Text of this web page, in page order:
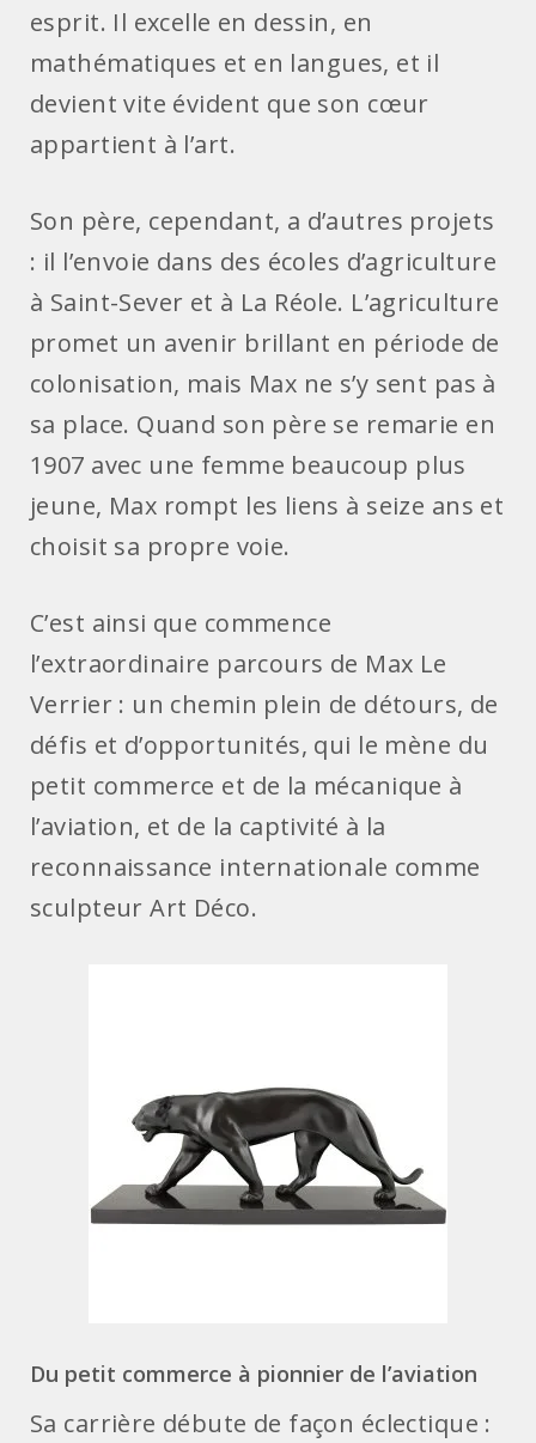
esprit. Il excelle en dessin, en
mathématiques et en langues, et il
devient vite évident que son cœur
appartient à l’art.
Son père, cependant, a d’autres projets
: il l’envoie dans des écoles d’agriculture
à Saint-Sever et à La Réole. L’agriculture
promet un avenir brillant en période de
colonisation, mais Max ne s’y sent pas à
sa place. Quand son père se remarie en
1907 avec une femme beaucoup plus
jeune, Max rompt les liens à seize ans et
choisit sa propre voie.
C’est ainsi que commence
l’extraordinaire parcours de Max Le
Verrier : un chemin plein de détours, de
défis et d’opportunités, qui le mène du
petit commerce et de la mécanique à
l’aviation, et de la captivité à la
reconnaissance internationale comme
sculpteur Art Déco.
Du petit commerce à pionnier de l’aviation
Sa carrière débute de façon éclectique :